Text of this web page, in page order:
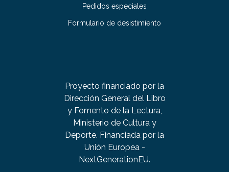
Pedidos especiales
Formulario de desistimiento
Proyecto financiado por la
Dirección General del Libro
y Fomento de la Lectura,
Ministerio de Cultura y
Deporte. Financiada por la
Unión Europea -
NextGenerationEU.